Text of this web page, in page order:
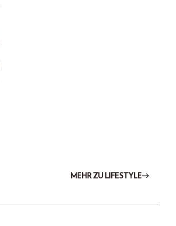
MEHR ZU LIFESTYLE